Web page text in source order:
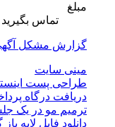
تماس بگیرید
گزارش مشکل آگهی
مینی سایت
طراحی پست اینستاگرام
دریافت درگاه پرداخت
ترمیم مو در یک جلسه
دانلود فایل لایه باز